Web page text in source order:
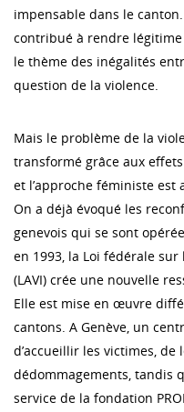
impensable dans le
contribué à rendre
le thème des inégalités
question de la violence.
Mais le problème de la
transformé grâce aux
et l’approche féministe est
On a déjà évoqué les
genevois qui se sont
en 1993, la Loi fédérale sur
(LAVI) crée une nouvelle
Elle est mise en œuvre
cantons. A Genève, un
d’accueillir les victimes,
dédommagements, tandis
service de la fondation